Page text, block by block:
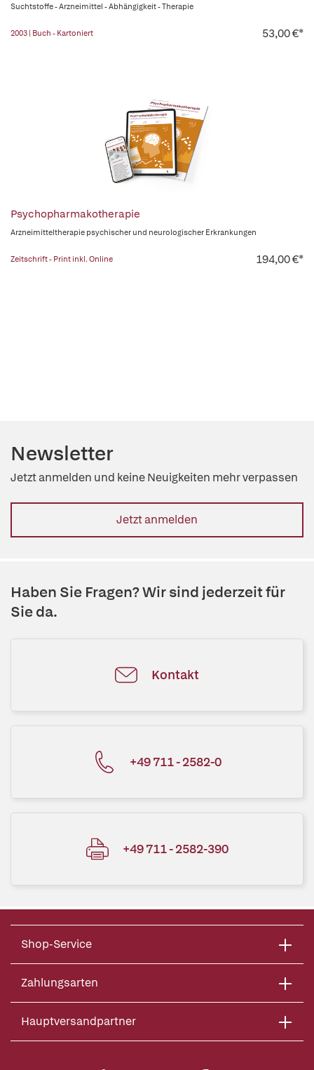
Suchtstoffe - Arzneimittel - Abhängigkeit - Therapie
2003 | Buch - Kartoniert 53,00 €*
Psychopharmakotherapie
Arzneimitteltherapie psychischer und neurologischer Erkrankungen
Zeitschrift - Print inkl. Online 194,00 €*
Newsletter
Jetzt anmelden und keine Neuigkeiten mehr verpassen
Jetzt anmelden
Haben Sie Fragen? Wir sind jederzeit für
Sie da.
Kontakt
+49 711 - 2582-0
+49 711 - 2582-390
Shop-Service
Zahlungsarten
Hauptversandpartner